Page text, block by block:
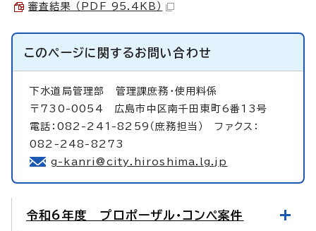
審査結果 （PDF 95.4KB）
このページに関するお問い合わせ
下水道局管理部 管理課庶務・使用料係
〒730-0054 広島市中区南千田東町6番13号
電話：082-241-8259（庶務担当） ファクス：
082-248-8273
g-kanri@city.hiroshima.lg.jp
令和6年度 プロポーザル・コンペ案件